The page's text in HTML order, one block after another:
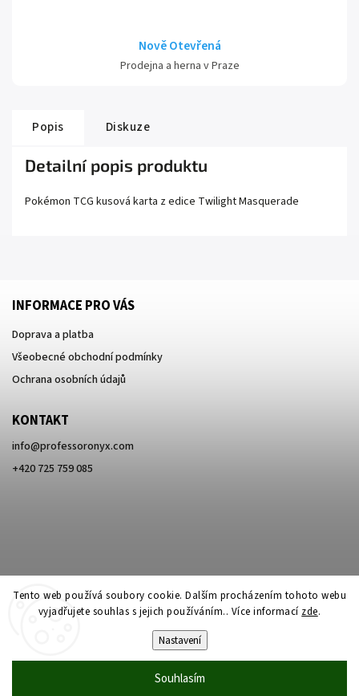
Tento web používá soubory cookie. Dalším procházením tohoto webu
vyjadřujete souhlas s jejich používáním.. Více informací zde.
Nastavení
Souhlasím
Nově Otevřená
Prodejna a herna v Praze
Popis Diskuze
Detailní popis produktu
Pokémon TCG kusová karta z edice Twilight Masquerade
INFORMACE PRO VÁS
Doprava a platba
Všeobecné obchodní podmínky
Ochrana osobních údajů
KONTAKT
info@professoronyx.com
+420 725 759 085
Professor Onyx. Všechna práva vyhrazena.